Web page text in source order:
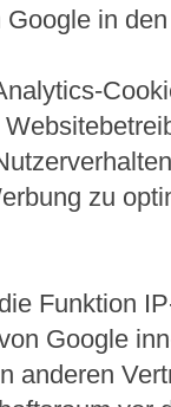
in
zu
Funktion
Google
anderen